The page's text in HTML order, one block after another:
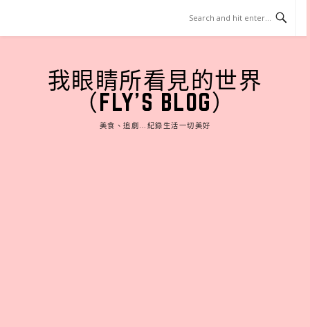
content
我眼睛所看見的世界
（FLY'S BLOG）
美食、追劇…紀錄生活一切美好